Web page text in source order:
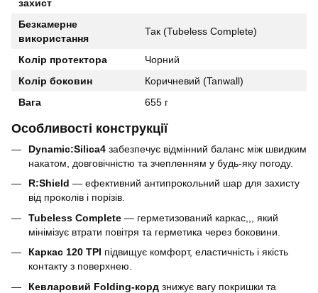
захист
Безкамерне
використання
Так (Tubeless Complete)
Колір протектора
Чорний
Колір боковин
Коричневий (Tanwall)
Вага
655 г
Особливості конструкції
Dynamic:Silica4 забезпечує відмінний баланс між швидким
накатом, довговічністю та зчепленням у будь-яку погоду.
R:Shield — ефективний антипрокольний шар для захисту
від проколів і порізів.
Tubeless Complete — герметизований каркас,,, який
мінімізує втрати повітря та герметика через боковини.
Каркас 120 TPI підвищує комфорт, еластичність і якість
контакту з поверхнею.
Кевларовий Folding-корд знижує вагу покришки та